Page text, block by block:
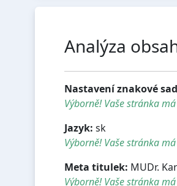
Analýza
Nastavení znakové
Výborně! Vaše stránka
Jazyk: sk
Výborně! Vaše stránka
Meta titulek: MUDr.
Výborně! Vaše stránka